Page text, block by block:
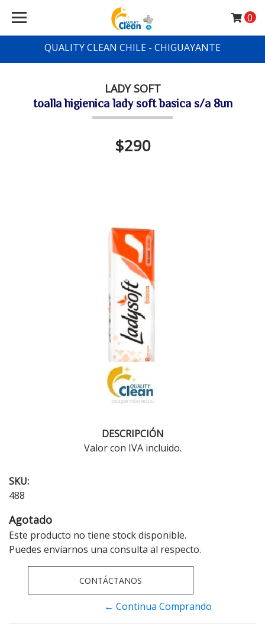
QUALITY CLEAN CHILE - CHIGUAYANTE
0
LADY SOFT
toalla higienica lady soft basica s/a 8un
$290
DESCRIPCIÓN
Valor con IVA incluido.
SKU:
488
Agotado
Este producto no tiene stock disponible.
Puedes enviarnos una consulta al respecto.
CONTÁCTANOS
← Continua Comprando